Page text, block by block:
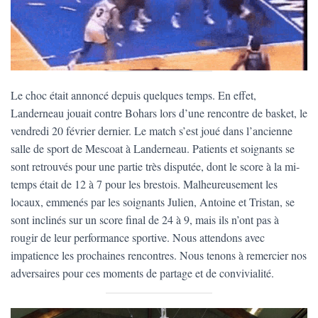
Le choc était annoncé depuis quelques temps. En effet,
Landerneau jouait contre Bohars lors d’une rencontre de basket, le
vendredi 20 février dernier. Le match s’est joué dans l’ancienne
salle de sport de Mescoat à Landerneau. Patients et soignants se
sont retrouvés pour une partie très disputée, dont le score à la mi-
temps était de 12 à 7 pour les brestois. Malheureusement les
locaux, emmenés par les soignants Julien, Antoine et Tristan, se
sont inclinés sur un score final de 24 à 9, mais ils n’ont pas à
rougir de leur performance sportive. Nous attendons avec
impatience les prochaines rencontres. Nous tenons à remercier nos
adversaires pour ces moments de partage et de convivialité.